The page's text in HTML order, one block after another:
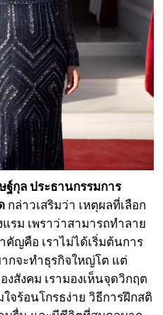
กุล ประธานกรรมการ
กล่าวเสริมว่า เหตุผลที่เลือก
รม เพราว่าสามารถทำลาย
คัญคือ เราไม่ได้เริ่มต้นการ
ากจะทำธุรกิจใหญ่โต แต่
งสังคม เรามองเห็นจุดวิกฤต
จร้อนโกรธง่าย วิธีการฝึกสติ